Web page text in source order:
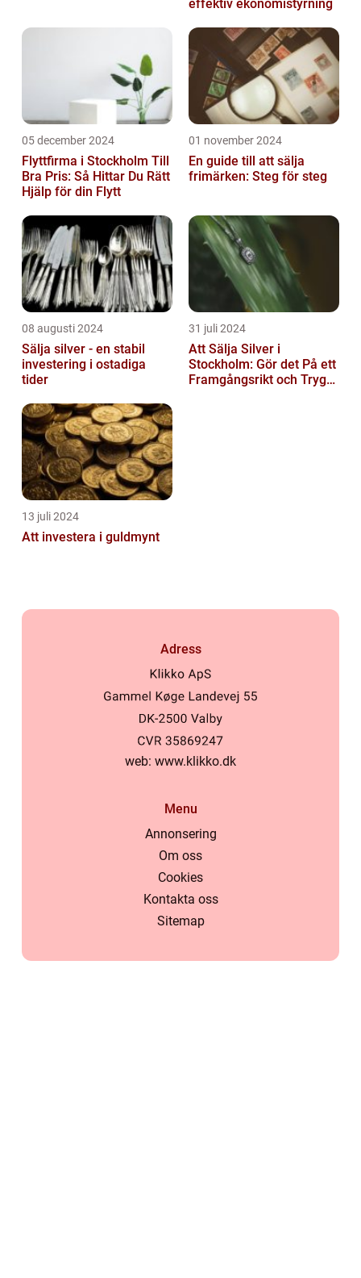
effektiv ekonomistyrning
05 december 2024
Flyttfirma i Stockholm Till
Bra Pris: Så Hittar Du Rätt
Hjälp för din Flytt
01 november 2024
En guide till att sälja
frimärken: Steg för steg
08 augusti 2024
Sälja silver - en stabil
investering i ostadiga
tider
31 juli 2024
Att Sälja Silver i
Stockholm: Gör det På ett
Framgångsrikt och Tryggt
13 juli 2024
Att investera i guldmynt
Adress
web: www.klikko.dk
Menu
Annonsering
Om oss
Cookies
Kontakta oss
Sitemap